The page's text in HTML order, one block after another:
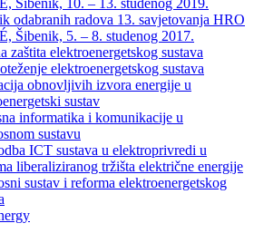
Šibenik, 10. – 13. studenog 2019.
odabranih radova 13. savjetovanja HRO
Šibenik, 5. – 8. studenog 2017.
zaštita elektroenergetskog sustava
elektroenergetskog sustava
obnovljivih izvora energije u
sustav
informatika i komunikacije u
sustavu
ICT sustava u elektroprivredi u
liberaliziranog tržišta električne energije
sustav i reforma elektroenergetskog